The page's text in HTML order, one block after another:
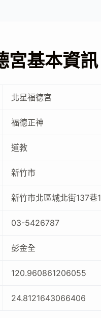
宮基本資訊
北星福德宮
福德正神
道教
新竹市
新竹市北區城北街137巷
03-5426787
彭金全
120.960861206055
24.8121643066406